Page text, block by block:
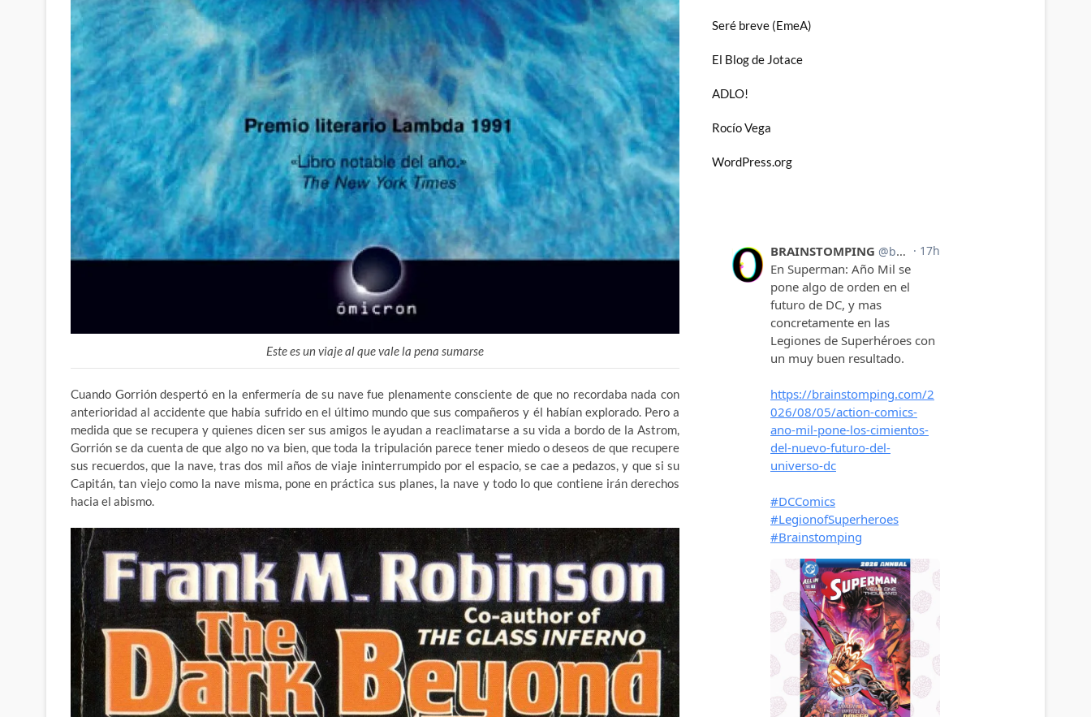
Este es un viaje al que vale la pena sumarse
Cuando Gorrión despertó en la enfermería de su nave fue plenamente consciente de que no recordaba nada con
anterioridad al accidente que había sufrido en el último mundo que sus compañeros y él habían explorado. Pero a
medida que se recupera y quienes dicen ser sus amigos le ayudan a reaclimatarse a su vida a bordo de la Astrom,
Gorrión se da cuenta de que algo no va bien, que toda la tripulación parece tener miedo o deseos de que recupere
sus recuerdos, que la nave, tras dos mil años de viaje ininterrumpido por el espacio, se cae a pedazos, y que si su
Capitán, tan viejo como la nave misma, pone en práctica sus planes, la nave y todo lo que contiene irán derechos
hacia el abismo.
Seré breve (EmeA)
El Blog de Jotace
ADLO!
Rocío Vega
WordPress.org